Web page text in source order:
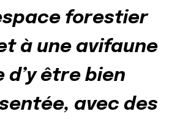
forestier
à une avifaune
d’y être bien
avec des